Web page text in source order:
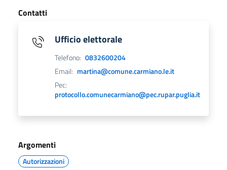
Contatti
Ufficio elettorale
Telefono: 0832600204
Email: martina@comune.carmiano.le.it
Pec:
protocollo.comunecarmiano@pec.rupar.puglia.it
Argomenti
Autorizzazioni